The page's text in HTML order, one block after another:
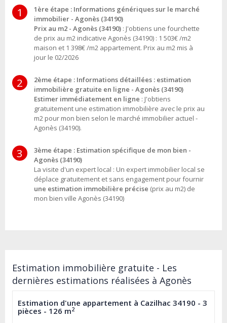
1
1ère étape : Informations génériques sur le marché
immobilier - Agonès (34190)
Prix au m2 - Agonès (34190) : J'obtiens une fourchette
de prix au m2 indicative Agonès (34190) : 1 503€ /m2
maison et 1 398€ /m2 appartement. Prix au m2 mis à
jour le 02/2026
2
2ème étape : Informations détaillées : estimation
immobilière gratuite en ligne - Agonès (34190)
Estimer immédiatement en ligne : J'obtiens
gratuitement une estimation immobilière avec le prix au
m2 pour mon bien selon le marché immobilier actuel -
Agonès (34190).
3
3ème étape : Estimation spécifique de mon bien -
Agonès (34190)
La visite d'un expert local : Un expert immobilier local se
déplace gratuitement et sans engagement pour fournir
une estimation immobilière précise (prix au m2) de
mon bien ville Agonès (34190)
Estimation immobilière gratuite - Les
dernières estimations réalisées à Agonès
Estimation d'une appartement à Cazilhac 34190 - 3
pièces - 126 m2